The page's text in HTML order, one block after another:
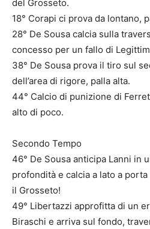
del Grosseto.
18° Corapi ci prova da lontano,
28° De Sousa calcia sulla
concesso per un fallo di
38° De Sousa prova il tiro sul
dell’area di rigore, palla alta.
44° Calcio di punizione di
alto di poco.
Secondo Tempo
46° De Sousa anticipa Lanni in
profondità e calcia a lato a
il Grosseto!
49° Libertazzi approfitta di un
Biraschi e arriva sul fondo,